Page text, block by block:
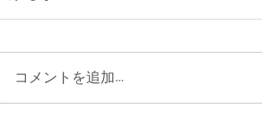
おたえんご成婚レポート
コメントを追加…